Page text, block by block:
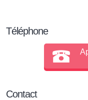
Téléphone
Contact